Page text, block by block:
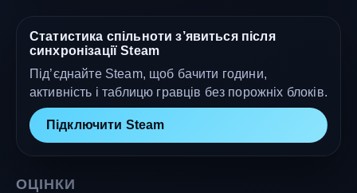
Статистика спільноти з’явиться після
синхронізації Steam
Під’єднайте Steam, щоб бачити години,
активність і таблицю гравців без порожніх блоків.
Підключити Steam
ОЦІНКИ